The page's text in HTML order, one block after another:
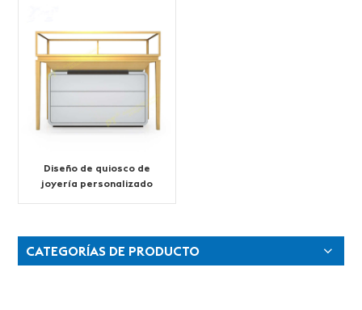
Diseño de quiosco de
joyería personalizado
CATEGORÍAS DE PRODUCTO